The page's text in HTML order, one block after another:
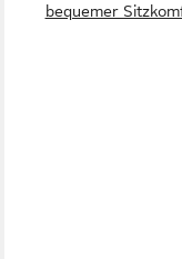
bequemer